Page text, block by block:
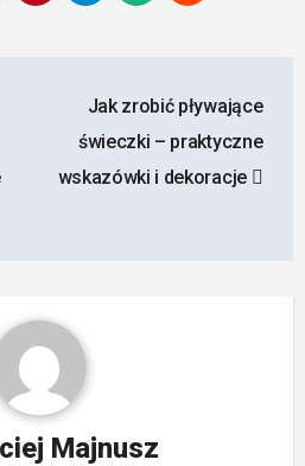
Jak zrobić pływające
świeczki – praktyczne
wskazówki i dekoracje
Majnusz